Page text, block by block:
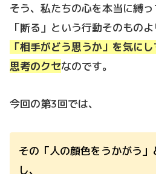
そう、私たちの心を本当に縛っ
「断る」という行動そのものよ
「相手がどう思うか」を気に
思考のクセなのです。
今回の第3回では、
その「人の顔色をうかがう
し、